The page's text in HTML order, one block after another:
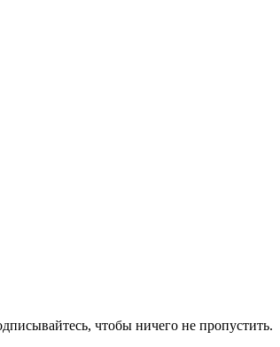
чтобы ничего не пропустить.